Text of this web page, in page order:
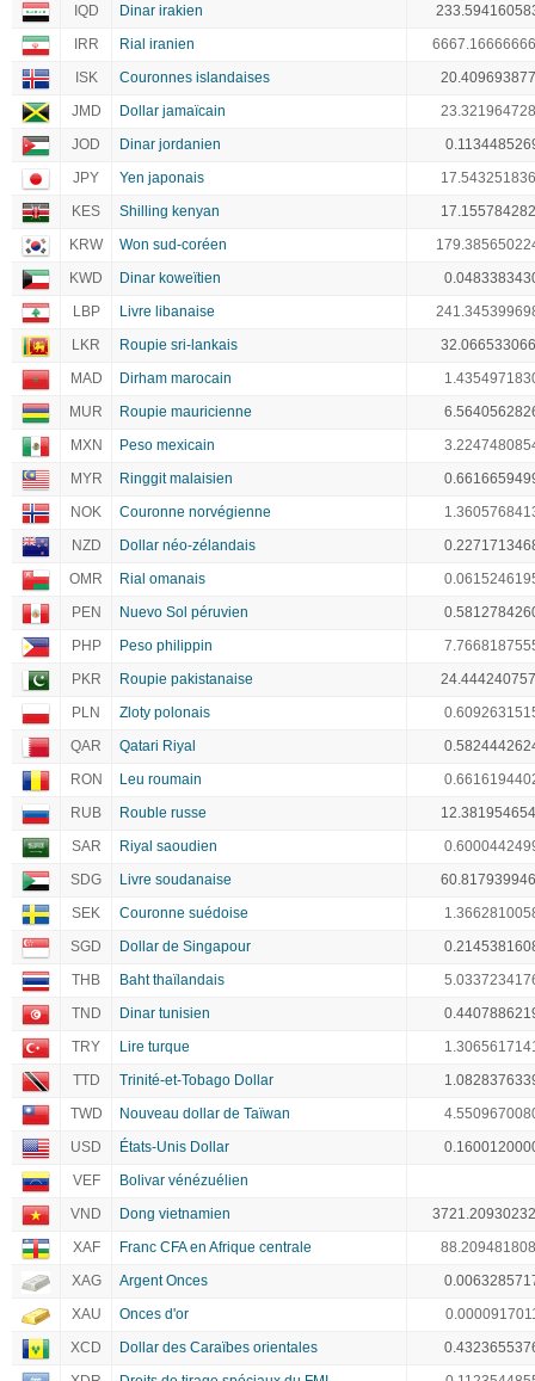
IQD
Dinar irakien
IRR
Rial iranien
ISK
Couronnes islandaises
JMD
Dollar jamaïcain
JOD
Dinar jordanien
JPY
Yen japonais
KES
Shilling kenyan
KRW
Won sud-coréen
KWD
Dinar koweïtien
LBP
Livre libanaise
LKR
Roupie sri-lankais
MAD
Dirham marocain
MUR
Roupie mauricienne
MXN
Peso mexicain
MYR
Ringgit malaisien
NOK
Couronne norvégienne
NZD
Dollar néo-zélandais
OMR
Rial omanais
PEN
Nuevo Sol péruvien
PHP
Peso philippin
PKR
Roupie pakistanaise
PLN
Zloty polonais
QAR
Qatari Riyal
RON
Leu roumain
RUB
Rouble russe
SAR
Riyal saoudien
SDG
Livre soudanaise
SEK
Couronne suédoise
SGD
Dollar de Singapour
THB
Baht thaïlandais
TND
Dinar tunisien
TRY
Lire turque
TTD
Trinité-et-Tobago Dollar
TWD
Nouveau dollar de Taïwan
USD
États-Unis Dollar
VEF
Bolivar vénézuélien
VND
Dong vietnamien
XAF
Franc CFA en Afrique centrale
XAG
Argent Onces
XAU
Onces d'or
XCD
Dollar des Caraïbes orientales